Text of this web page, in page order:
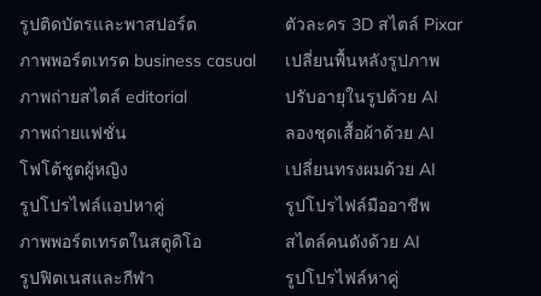
รูปติดบัตรและพาสปอร์ต
ภาพพอร์ตเทรต business casual
ภาพถ่ายสไตล์ editorial
ภาพถ่ายแฟชั่น
โฟโต้ชูตผู้หญิง
รูปโปรไฟล์แอปหาคู่
ภาพพอร์ตเทรตในสตูดิโอ
รูปฟิตเนสและกีฬา
ตัวละคร 3D สไตล์ Pixar
เปลี่ยนพื้นหลังรูปภาพ
ปรับอายุในรูปด้วย AI
ลองชุดเสื้อผ้าด้วย AI
เปลี่ยนทรงผมด้วย AI
รูปโปรไฟล์มืออาชีพ
สไตล์คนดังด้วย AI
รูปโปรไฟล์หาคู่